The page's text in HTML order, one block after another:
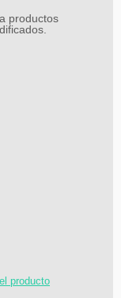
productos
producto